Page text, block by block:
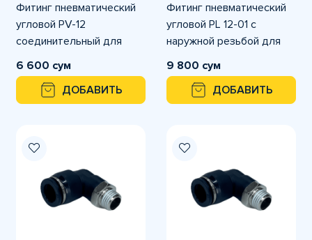
Фитинг пневматический
угловой PV-12
соединительный для
трубок с наружным
диаметром 12 мм
6 600 сум
ДОБАВИТЬ
Фитинг пневматический
угловой PL 12-01 с
наружной резьбой для
трубки с наружным
диаметром
9 800 сум
ДОБАВИТЬ